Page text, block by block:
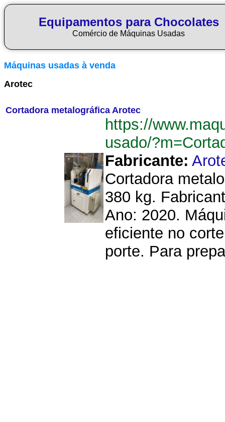
Equipamentos para Chocolates
Comércio de Máquinas Usadas
Máquinas usadas à venda
Arotec
Cortadora metalográfica Arotec
https://
usado/
Fabricante:
Cortadora
380 kg.
Ano: 2020.
eficiente no
porte. Para